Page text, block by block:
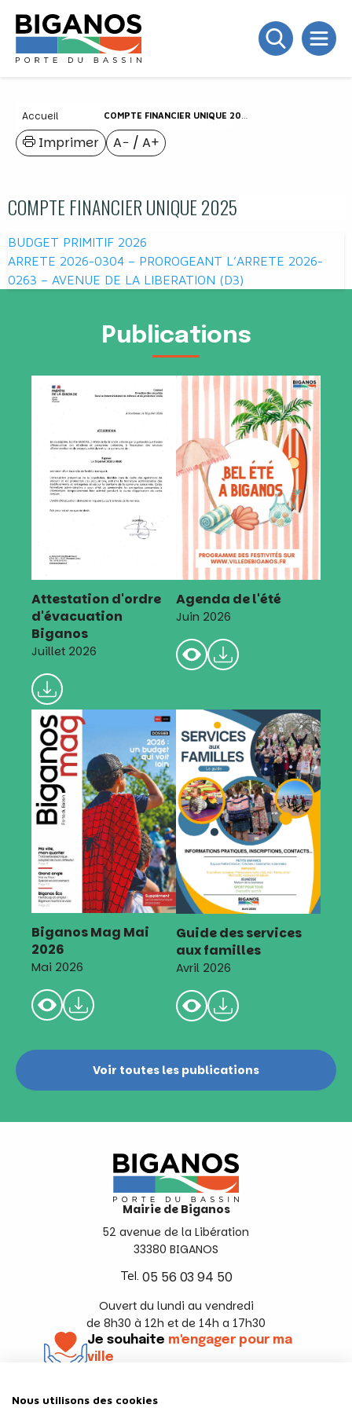
Accueil COMPTE FINANCIER UNIQUE 2025
A− / A+
Imprimer
COMPTE FINANCIER UNIQUE 2025
Navigation
de
l’article
BUDGET PRIMITIF 2026
ARRETE 2026-0304 – PROROGEANT L’ARRETE 2026-
0263 – AVENUE DE LA LIBERATION (D3)
Publications
Attestation d'ordre
d'évacuation
Biganos
Juillet 2026
Agenda de l'été
Juin 2026
Biganos Mag Mai
2026
Mai 2026
Guide des services
aux familles
Avril 2026
Voir toutes les publications
Mairie de Biganos
52 avenue de la Libération
33380 BIGANOS
Tel. 05 56 03 94 50
Ouvert du lundi au vendredi
de 8h30 à 12h et de 14h a 17h30
Je souhaite m'engager pour ma
ville
Nous utilisons des cookies